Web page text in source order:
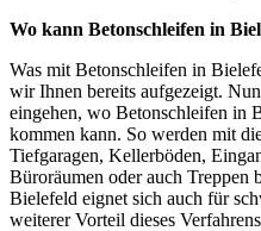
Wo kann Betonschleifen in
Was mit Betonschleifen in
wir Ihnen bereits aufgezeigt.
eingehen, wo Betonschleifen in
kommen kann. So werden mit
Tiefgaragen, Kellerböden,
Büroräumen oder auch Treppen
Bielefeld eignet sich auch für
weiterer Vorteil dieses